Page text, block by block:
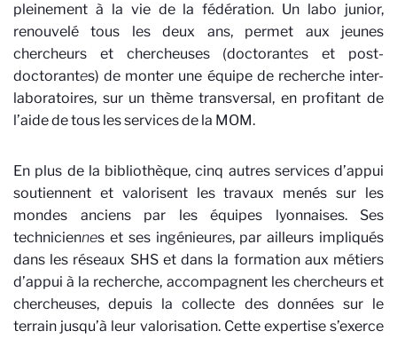
pleinement à la vie de la fédération. Un labo junior,
renouvelé tous les deux ans, permet aux jeunes
chercheurs et chercheuses (doctorantes et post-
doctorantes) de monter une équipe de recherche inter-
laboratoires, sur un thème transversal, en profitant de
l’aide de tous les services de la MOM.
En plus de la bibliothèque, cinq autres services d’appui
soutiennent et valorisent les travaux menés sur les
mondes anciens par les équipes lyonnaises. Ses
techniciennes et ses ingénieures, par ailleurs impliqués
dans les réseaux SHS et dans la formation aux métiers
d’appui à la recherche, accompagnent les chercheurs et
chercheuses, depuis la collecte des données sur le
terrain jusqu’à leur valorisation. Cette expertise s’exerce